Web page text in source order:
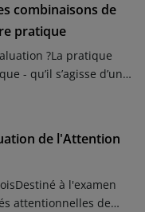
combinaisons de
pratique
?La pratique
- qu’il s’agisse d’un
outils d’évaluation.Les
Clinique ont donc
d’évaluation composés
tests complémentaires
vous
de l'Attention
à l'examen
attentionnelles de